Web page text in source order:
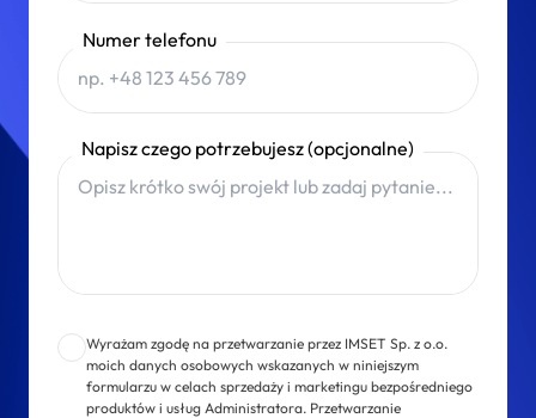
Numer telefonu
Napisz czego potrzebujesz (opcjonalne)
Wyrażam zgodę na przetwarzanie przez IMSET Sp. z o.o.
moich danych osobowych wskazanych w niniejszym
formularzu w celach sprzedaży i marketingu bezpośredniego
produktów i usług Administratora. Przetwarzanie